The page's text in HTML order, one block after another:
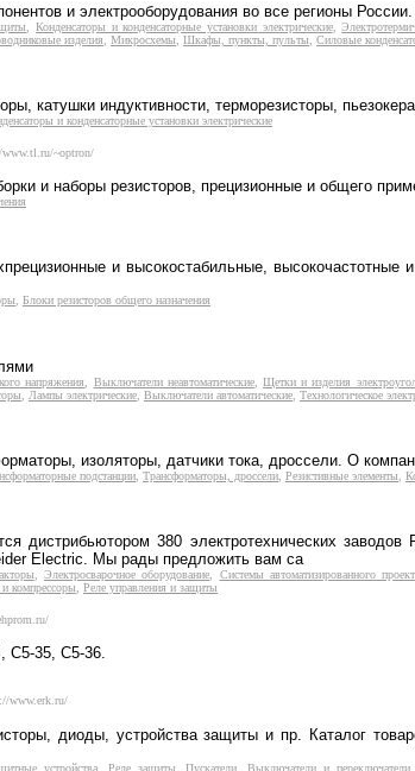
и электрооборудования во все регионы России.
,Конденсаторы и конденсаторные установки электрические,
изделия Микросхемы Шкафы, пункты, пульты Силовые
катушки индуктивности, терморезисторы,
и конденсаторные установки электрические
~optron/
и наборы резисторов, прецизионные и общего
и высокостабильные,
, Блоки резисторов общего назначения
напряжения Выключатели неавтоматические,Щетки и изделия
Лампы электрические Выключатели автоматические Технологическое
изоляторы, датчики тока, дроссели. О
подстанции Трансформаторы, дроссели Резистивные элементы
дистрибьютором 380 электротехнических
Electric. Мы рады предложить вам са
Электросварочное оборудование Системы автоматизированного
компрессоры Реле управления и защиты
С5-35, С5-36.
www.erk.ru/
диоды, устройства защиты и пр. Каталог
устройства Реле защиты ,Пускатели ,Выключатели и переключатели